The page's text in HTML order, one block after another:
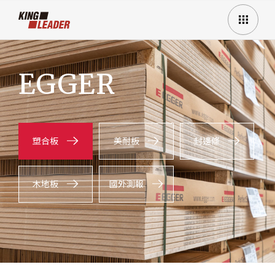
EGGER
塑合板 美耐板 封邊條
木地板 國外測報